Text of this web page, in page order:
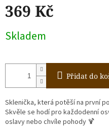
369 Kč
cena:
Skladem
Přidat do
Sklenička, která potěší na první
Skvěle se hodí pro každodenní
oslavy nebo chvíle pohody 🍹